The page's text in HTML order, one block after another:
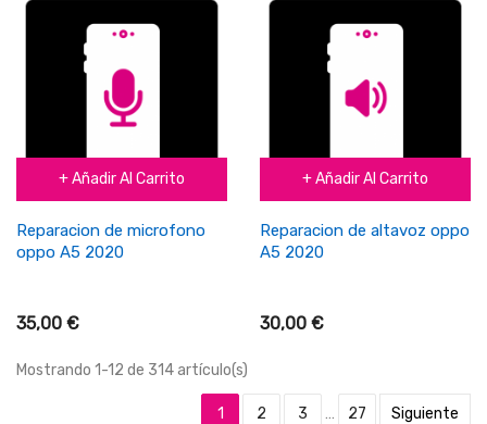
+ Añadir Al Carrito
Reparacion de microfono
oppo A5 2020
35,00 €
+ Añadir Al Carrito
Reparacion de altavoz oppo
A5 2020
30,00 €
Mostrando 1-12 de 314 artículo(s)
1 2 3 … 27 Siguiente